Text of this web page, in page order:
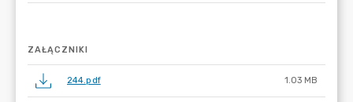
ZAŁĄCZNIKI
244.pdf 1.03 MB